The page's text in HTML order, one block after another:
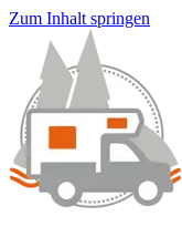
Zum Inhalt springen